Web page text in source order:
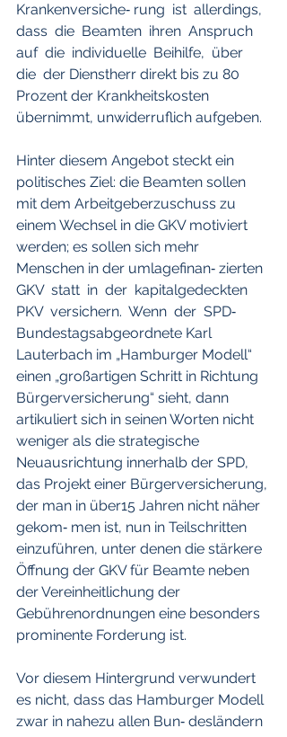
Krankenversiche‐ rung  ist  allerdings,
dass  die  Beamten  ihren  Anspruch
auf  die  individuelle  Beihilfe,  über
die  der Dienstherr direkt bis zu 80
Prozent der Krankheitskosten
übernimmt, unwiderruflich aufgeben.
Hinter diesem Angebot steckt ein
politisches Ziel: die Beamten sollen
mit dem Arbeitgeberzuschuss zu
einem Wechsel in die GKV motiviert
werden; es sollen sich mehr
Menschen in der umlagefinan‐ zierten
GKV  statt  in  der  kapitalgedeckten
PKV  versichern.  Wenn  der  SPD‐
Bundestagsabgeordnete Karl
Lauterbach im „Hamburger Modell“
einen „großartigen Schritt in Richtung
Bürgerversicherung“ sieht, dann
artikuliert sich in seinen Worten nicht
weniger als die strategische
Neuausrichtung innerhalb der SPD,
das Projekt einer Bürgerversicherung,
der man in über15 Jahren nicht näher
gekom‐ men ist, nun in Teilschritten
einzuführen, unter denen die stärkere
Öffnung der GKV für Beamte neben
der Vereinheitlichung der
Gebührenordnungen eine besonders
prominente Forderung ist.
Vor diesem Hintergrund verwundert
es nicht, dass das Hamburger Modell
zwar in nahezu allen Bun‐ desländern